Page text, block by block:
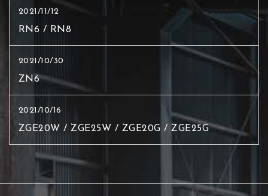
2021/11/12
RN6 / RN8
2021/10/30
ZN6
2021/10/16
ZGE20W / ZGE25W / ZGE20G / ZGE25G